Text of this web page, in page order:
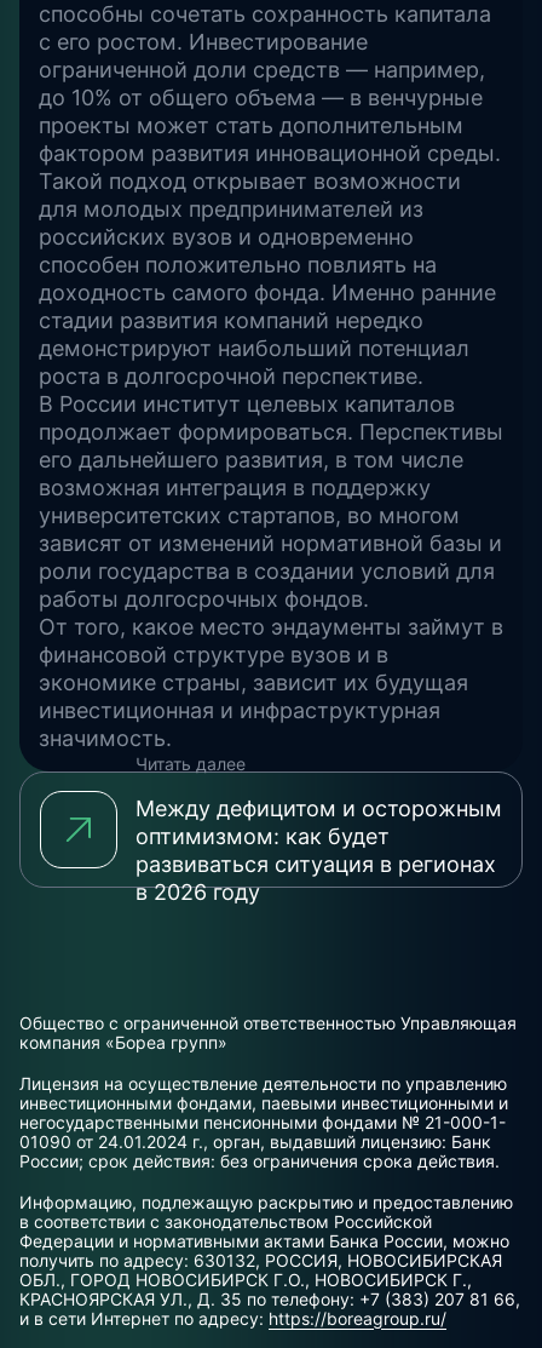
способны сочетать сохранность капитала
с его ростом. Инвестирование
ограниченной доли средств — например,
до 10% от общего объема — в венчурные
проекты может стать дополнительным
фактором развития инновационной среды.
Такой подход открывает возможности
для молодых предпринимателей из
российских вузов и одновременно
способен положительно повлиять на
доходность самого фонда. Именно ранние
стадии развития компаний нередко
демонстрируют наибольший потенциал
роста в долгосрочной перспективе.
В России институт целевых капиталов
продолжает формироваться. Перспективы
его дальнейшего развития, в том числе
возможная интеграция в поддержку
университетских стартапов, во многом
зависят от изменений нормативной базы и
роли государства в создании условий для
работы долгосрочных фондов.
От того, какое место эндаументы займут в
финансовой структуре вузов и в
экономике страны, зависит их будущая
инвестиционная и инфраструктурная
значимость.
Читать далее
Между дефицитом и осторожным
оптимизмом: как будет
развиваться ситуация в регионах
в 2026 году
Общество с ограниченной ответственностью Управляющая
компания «Бореа групп»
Лицензия на осуществление деятельности по управлению
инвестиционными фондами, паевыми инвестиционными и
негосударственными пенсионными фондами № 21-000-1-
01090 от 24.01.2024 г., орган, выдавший лицензию: Банк
России; срок действия: без ограничения срока действия.
Информацию, подлежащую раскрытию и предоставлению
в соответствии с законодательством Российской
Федерации и нормативными актами Банка России, можно
получить по адресу: 630132, РОССИЯ, НОВОСИБИРСКАЯ
ОБЛ., ГОРОД НОВОСИБИРСК Г.О., НОВОСИБИРСК Г.,
КРАСНОЯРСКАЯ УЛ., Д. 35 по телефону: +7 (383) 207 81 66,
и в сети Интернет по адресу: https://boreagroup.ru/